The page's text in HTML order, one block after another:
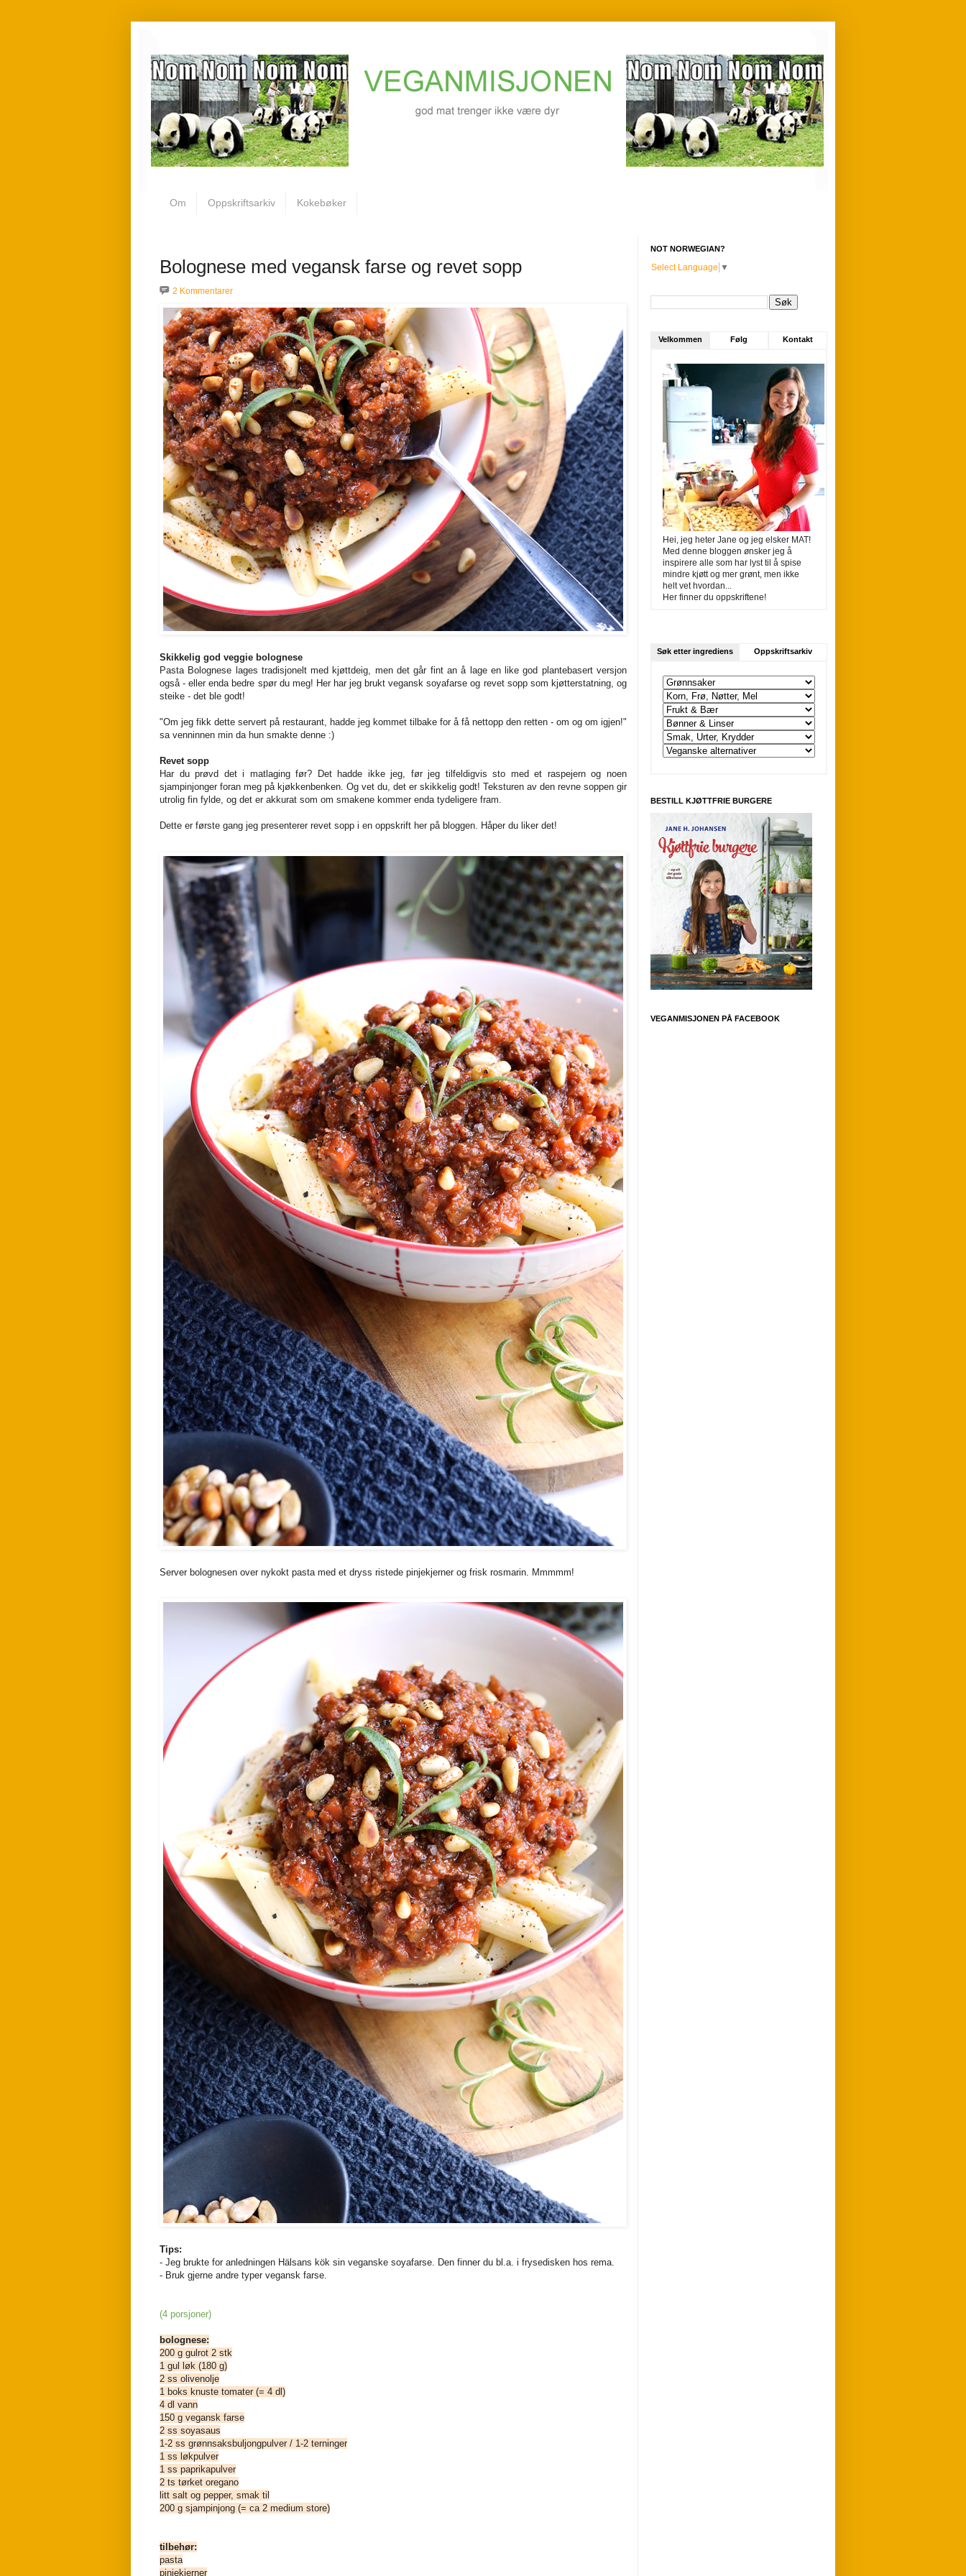
Om Oppskriftsarkiv Kokebøker
Bolognese med vegansk farse og revet sopp
2 Kommentarer
Skikkelig god veggie bolognese
Pasta Bolognese lages tradisjonelt med kjøttdeig, men det går fint an å lage en like god plantebasert versjon
også - eller enda bedre spør du meg! Her har jeg brukt vegansk soyafarse og revet sopp som kjøtterstatning, og
steike - det ble godt!
"Om jeg fikk dette servert på restaurant, hadde jeg kommet tilbake for å få nettopp den retten - om og om igjen!"
sa venninnen min da hun smakte denne :)
Revet sopp
Har du prøvd det i matlaging før? Det hadde ikke jeg, før jeg tilfeldigvis sto med et raspejern og noen
sjampinjonger foran meg på kjøkkenbenken. Og vet du, det er skikkelig godt! Teksturen av den revne soppen gir
utrolig fin fylde, og det er akkurat som om smakene kommer enda tydeligere fram.
Dette er første gang jeg presenterer revet sopp i en oppskrift her på bloggen. Håper du liker det!
Server bolognesen over nykokt pasta med et dryss ristede pinjekjerner og frisk rosmarin. Mmmmm!
Tips:
- Jeg brukte for anledningen Hälsans kök sin veganske soyafarse. Den finner du bl.a. i frysedisken hos rema.
- Bruk gjerne andre typer vegansk farse.
(4 porsjoner)
bolognese:
200 g gulrot 2 stk
1 gul løk (180 g)
2 ss olivenolje
1 boks knuste tomater (= 4 dl)
4 dl vann
150 g vegansk farse
2 ss soyasaus
1-2 ss grønnsaksbuljongpulver / 1-2 terninger
1 ss løkpulver
1 ss paprikapulver
2 ts tørket oregano
litt salt og pepper, smak til
200 g sjampinjong (= ca 2 medium store)
tilbehør:
pasta
pinjekjerner
NOT NORWEGIAN?
Select Language ▼
Velkommen Følg Kontakt
Hei, jeg heter Jane og jeg elsker MAT!
Med denne bloggen ønsker jeg å
inspirere alle som har lyst til å spise
mindre kjøtt og mer grønt, men ikke
helt vet hvordan...
Her finner du oppskriftene!
Søk etter ingrediens Oppskriftsarkiv
BESTILL KJØTTFRIE BURGERE
VEGANMISJONEN PÅ FACEBOOK